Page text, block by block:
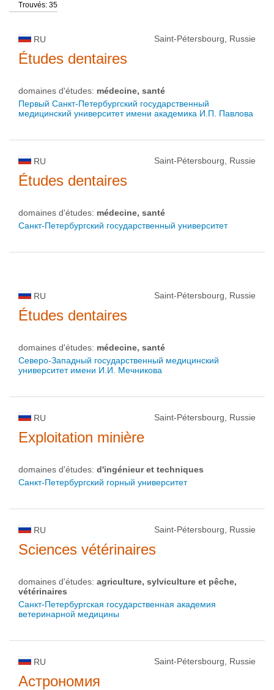
statut d'université
Trouvés: 35
RU Saint-Pétersbourg, Russie
Études dentaires
domaines d'études: médecine, santé
Первый Санкт-Петербургский государственный
медицинский университет имени академика И.П. Павлова
RU Saint-Pétersbourg, Russie
Études dentaires
domaines d'études: médecine, santé
Санкт-Петербургский государственный университет
RU Saint-Pétersbourg, Russie
Études dentaires
domaines d'études: médecine, santé
Северо-Западный государственный медицинский
университет имени И.И. Мечникова
RU Saint-Pétersbourg, Russie
Exploitation minière
domaines d'études: d'ingénieur et techniques
Санкт-Петербургский горный университет
RU Saint-Pétersbourg, Russie
Sciences vétérinaires
domaines d'études: agriculture, sylviculture et pêche,
vétérinaires
Санкт-Петербургская государственная академия
ветеринарной медицины
RU Saint-Pétersbourg, Russie
Астрономия